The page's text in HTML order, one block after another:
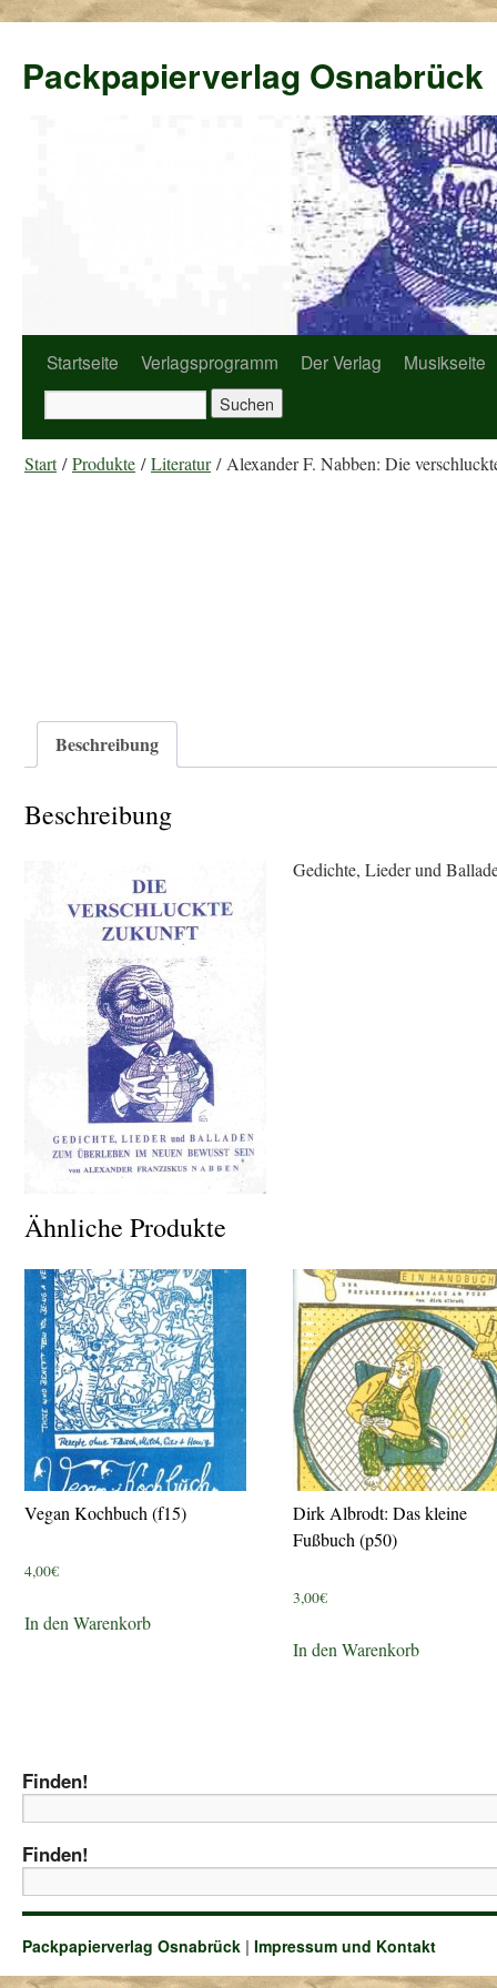
Packpapierverlag Osnabrück
Startseite Verlagsprogramm Der Verlag Musikseite
Start/Produkte /Literatur/ Alexander F. Nabben: Die
Beschreibung
Beschreibung
Gedichte, Lieder und
Ähnliche Produkte
Vegan Kochbuch (f15)
4,00€
In den Warenkorb
Dirk Albrodt: Das kleine
Fußbuch (p50)
3,00€
In den Warenkorb
Finden!
Finden!
Packpapierverlag Osnabrück | Impressum und Kontakt